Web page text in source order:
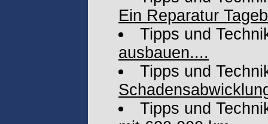
Ein Reparatur
Tipps und
ausbauen....
Tipps und
Tipps und